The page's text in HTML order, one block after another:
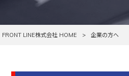
FRONT LINE株式会社 HOME > 企業の方へ